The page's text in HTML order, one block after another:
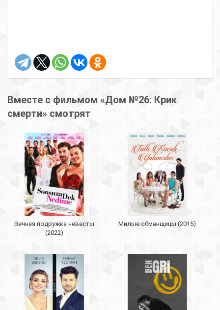
Вместе с фильмом «Дом №26: Крик
смерти» смотрят
Вечная подружка невесты
(2022)
Милые обманщицы (2015)